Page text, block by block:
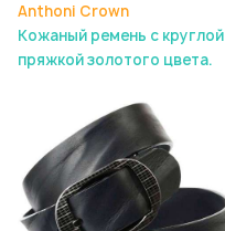
Anthoni Crown
Кожаный ремень с круглой
пряжкой золотого цвета.